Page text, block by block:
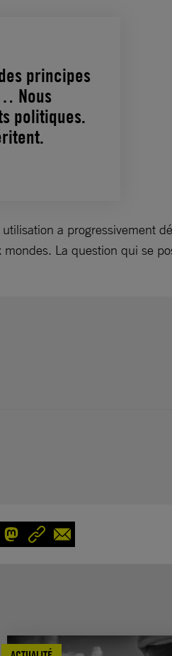
principes
Nous
politiques.
a progressivement
mondes. La question qui se